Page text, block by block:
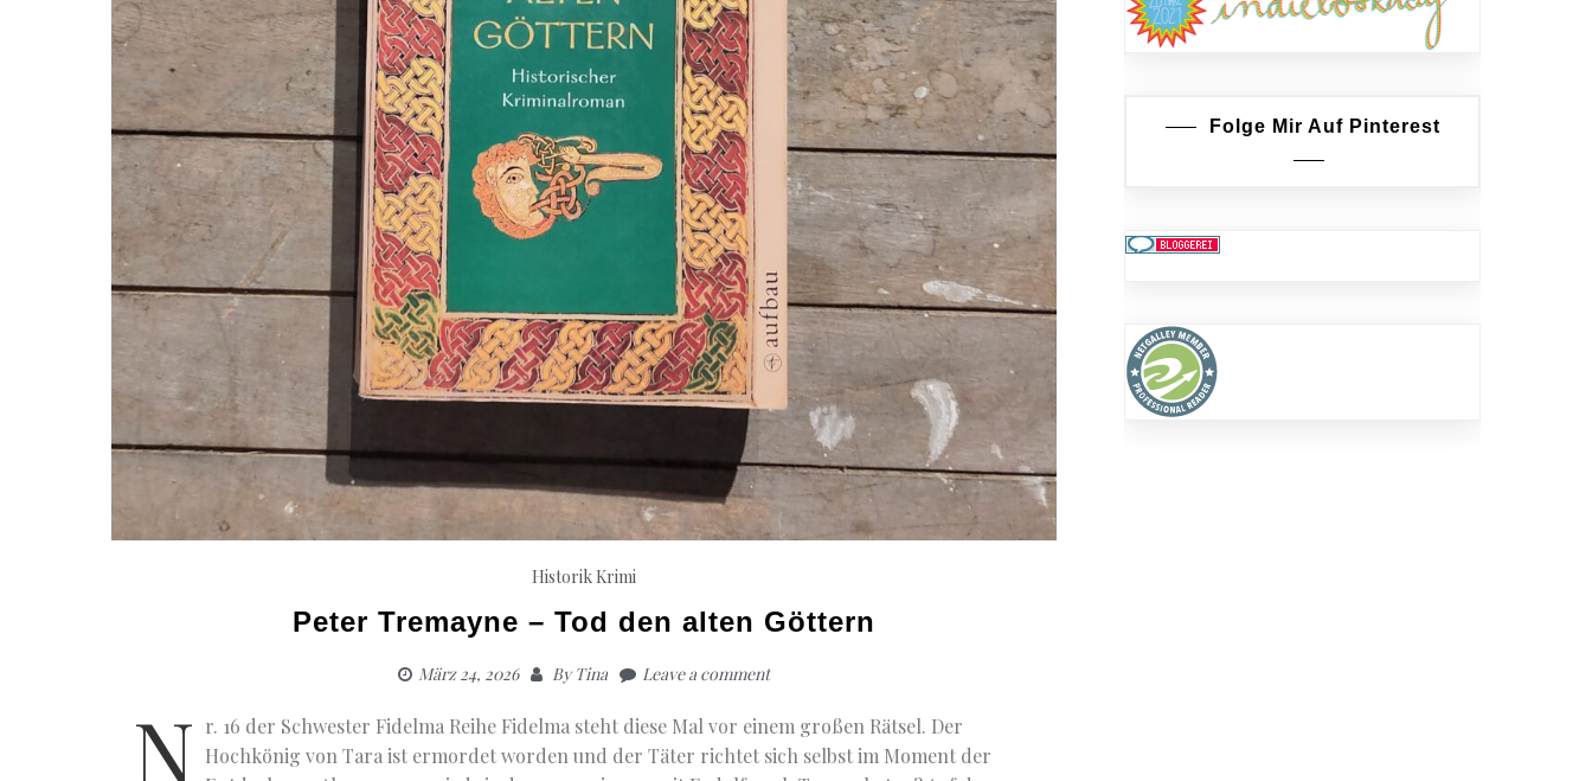
Historik Krimi
Peter Tremayne – Tod den alten Göttern
März 24, 2026 ByTina Leave a comment
N r. 16 der Schwester Fidelma Reihe Fidelma steht diese Mal vor einem großen Rätsel. Der
Hochkönig von Tara ist ermordet worden und der Täter richtet sich selbst im Moment der
Folge Mir Auf Pinterest